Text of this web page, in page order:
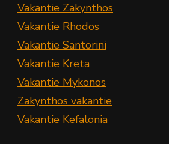
Vakantie Zakynthos
Vakantie Rhodos
Vakantie Santorini
Vakantie Kreta
Vakantie Mykonos
Zakynthos vakantie
Vakantie Kefalonia